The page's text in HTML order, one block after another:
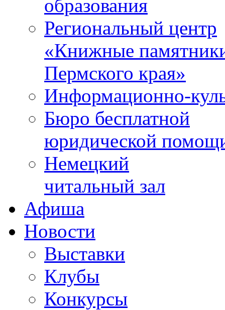
образования
Региональный центр
«Книжные
Пермского края»
Информационно-
Бюро бесплатной
юридической
Немецкий
читальный зал
Афиша
Новости
Выставки
Клубы
Конкурсы